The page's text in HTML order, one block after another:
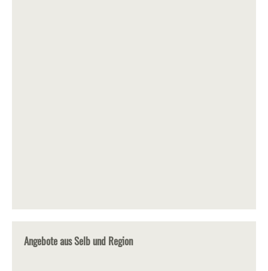
Angebote aus Selb und Region